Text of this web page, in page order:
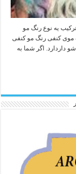
یه نوع رنگ مو
موی کنفی رنگ مو کنفی
اگر شما به